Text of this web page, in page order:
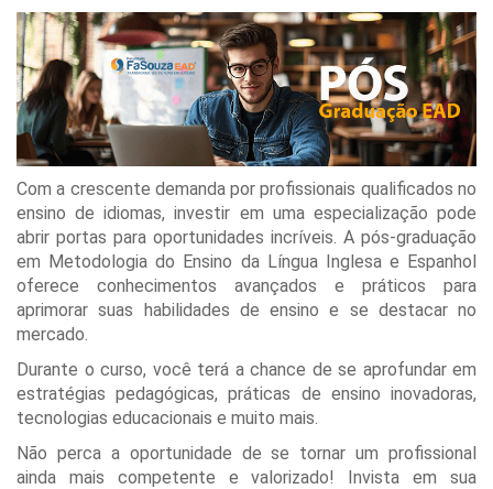
Com a crescente demanda por profissionais qualificados no
ensino de idiomas, investir em uma especialização pode
abrir portas para oportunidades incríveis. A pós-graduação
em Metodologia do Ensino da Língua Inglesa e Espanhol
oferece conhecimentos avançados e práticos para
aprimorar suas habilidades de ensino e se destacar no
mercado.
Durante o curso, você terá a chance de se aprofundar em
estratégias pedagógicas, práticas de ensino inovadoras,
tecnologias educacionais e muito mais.
Não perca a oportunidade de se tornar um profissional
ainda mais competente e valorizado! Invista em sua